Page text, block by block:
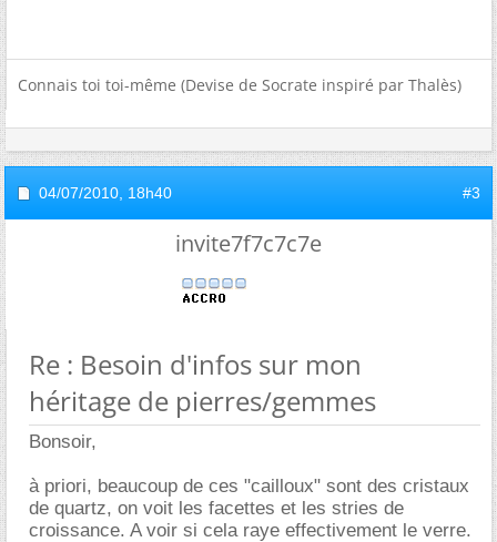
Connais toi toi-même (Devise de Socrate inspiré par Thalès)
04/07/2010, 18h40 #3
invite7f7c7c7e
Re : Besoin d'infos sur mon
héritage de pierres/gemmes
Bonsoir,
à priori, beaucoup de ces "cailloux" sont des cristaux
de quartz, on voit les facettes et les stries de
croissance. A voir si cela raye effectivement le verre.